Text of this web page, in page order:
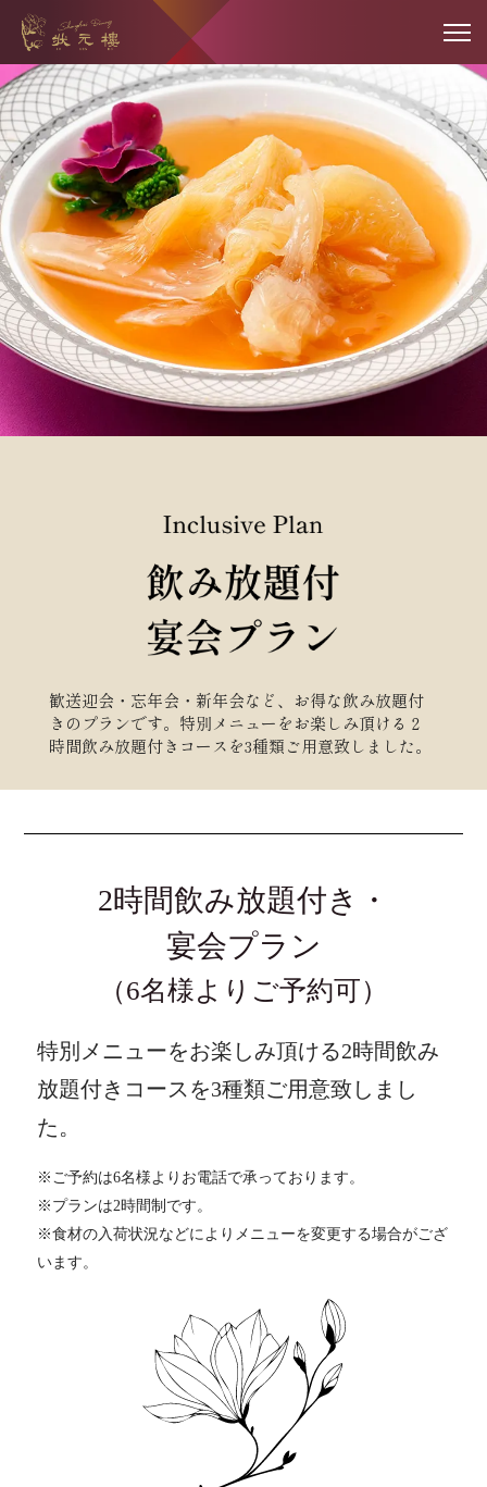
歓送迎会・忘年会・新年会など、お得な飲み放題付
きのプランです。特別メニューをお楽しみ頂ける２
時間飲み放題付きコースを3種類ご用意致しました。
2時間飲み放題付き・
宴会プラン
（6名様よりご予約可）
特別メニューをお楽しみ頂ける2時間飲み
放題付きコースを3種類ご用意致しまし
た。
※ご予約は6名様よりお電話で承っております。
※プランは2時間制です。
※食材の入荷状況などによりメニューを変更する場合がござ
います。